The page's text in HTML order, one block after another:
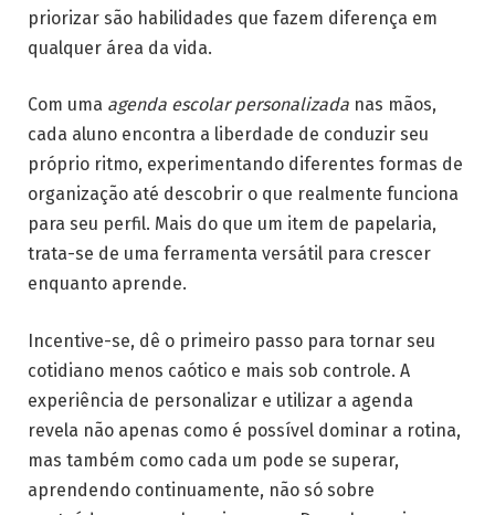
priorizar são habilidades que fazem diferença em
qualquer área da vida.
Com uma agenda escolar personalizada nas mãos,
cada aluno encontra a liberdade de conduzir seu
próprio ritmo, experimentando diferentes formas de
organização até descobrir o que realmente funciona
para seu perfil. Mais do que um item de papelaria,
trata-se de uma ferramenta versátil para crescer
enquanto aprende.
Incentive-se, dê o primeiro passo para tornar seu
cotidiano menos caótico e mais sob controle. A
experiência de personalizar e utilizar a agenda
revela não apenas como é possível dominar a rotina,
mas também como cada um pode se superar,
aprendendo continuamente, não só sobre